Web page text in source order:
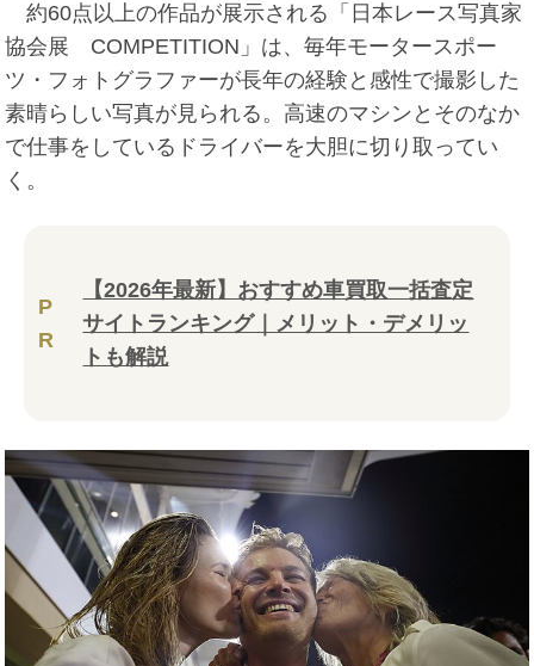
約60点以上の作品が展示される「日本レース写真家
協会展 COMPETITION」は、毎年モータースポー
ツ・フォトグラファーが長年の経験と感性で撮影した
素晴らしい写真が見られる。高速のマシンとそのなか
で仕事をしているドライバーを大胆に切り取ってい
く。
P
R
【2026年最新】おすすめ車買取一括査定
サイトランキング｜メリット・デメリッ
トも解説